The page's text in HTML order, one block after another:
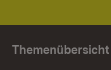
Themenübersicht